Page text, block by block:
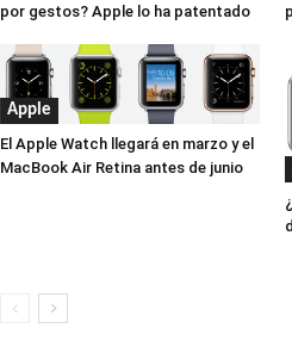
por gestos? Apple lo ha patentado
Apple
El Apple Watch llegará en marzo y el
MacBook Air Retina antes de junio